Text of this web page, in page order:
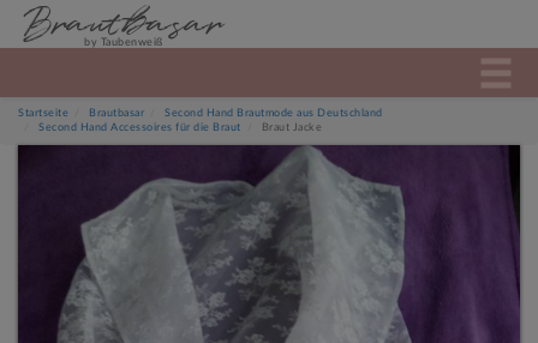
Brautbasar
by Taubenweiß
Startseite Brautbasar
Second Hand Brautmode aus Deutschland
Second Hand Accessoires für die Braut
Braut Jacke